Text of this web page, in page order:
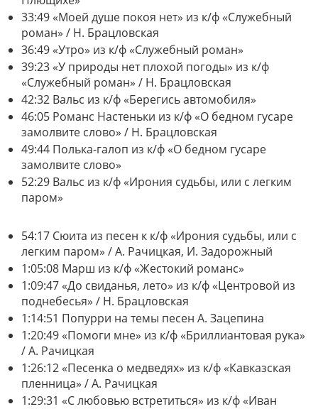
33:49 «Моей душе покоя нет» из к/ф «Служебный
роман» / Н. Брацловская
36:49 «Утро» из к/ф «Служебный роман»
39:23 «У природы нет плохой погоды» из к/ф
«Служебный роман» / Н. Брацловская
42:32 Вальс из к/ф «Берегись автомобиля»
46:05 Романс Настеньки из к/ф «О бедном гусаре
замолвите слово» / Н. Брацловская
49:44 Полька-галоп из к/ф «О бедном гусаре
замолвите слово»
52:29 Вальс из к/ф «Ирония судьбы, или с легким
паром»
54:17 Сюита из песен к к/ф «Ирония судьбы, или с
легким паром» / А. Рачицкая, И. Задорожный
1:05:08 Марш из к/ф «Жестокий романс»
1:09:47 «До свиданья, лето» из к/ф «Центровой из
поднебесья» / Н. Брацловская
1:14:51 Попурри на темы песен А. Зацепина
1:20:49 «Помоги мне» из к/ф «Бриллиантовая рука»
/ А. Рачицкая
1:26:12 «Песенка о медведях» из к/ф «Кавказская
пленница» / А. Рачицкая
1:29:31 «С любовью встретиться» из к/ф «Иван